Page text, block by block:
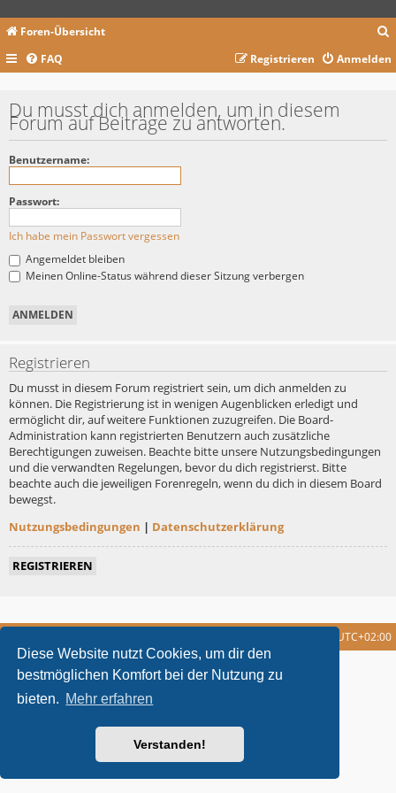
Diese Website nutzt Cookies, um dir den
bestmöglichen Komfort bei der Nutzung zu
bieten. Mehr erfahren
Verstanden!
Foren-Übersicht
c
FAQ Anmelden
Registrieren
Du musst dich anmelden, um in diesem
Forum auf Beiträge zu antworten.
Benutzername:
Passwort:
Ich habe mein Passwort vergessen
Angemeldet bleiben
Meinen Online-Status während dieser Sitzung verbergen
Registrieren
Du musst in diesem Forum registriert sein, um dich anmelden zu
können. Die Registrierung ist in wenigen Augenblicken erledigt und
ermöglicht dir, auf weitere Funktionen zuzugreifen. Die Board-
Administration kann registrierten Benutzern auch zusätzliche
Berechtigungen zuweisen. Beachte bitte unsere Nutzungsbedingungen
und die verwandten Regelungen, bevor du dich registrierst. Bitte
beachte auch die jeweiligen Forenregeln, wenn du dich in diesem Board
bewegst.
Nutzungsbedingungen | Datenschutzerklärung
REGISTRIEREN
UTC+02:00
metrolike style by Eric Seguin Updated for phpBB3.2 by
Powered byphpBB ® Forum Software © phpBB Limited
Deutsche Übersetzung durch